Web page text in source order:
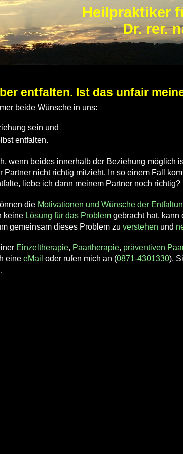
Heilpraktiker
Dr. rer.
entfalten. Ist das unfair
beide Wünsche in uns:
sein und
entfalten.
wenn beides innerhalb der Beziehung möglich
Partner nicht richtig mitzieht. In so einem Fall
liebe ich dann meinem Partner noch richtig?
die Motivationen und Wünsche der
keine Lösung für das Problem gebracht hat, kann
gemeinsam dieses Problem zuverstehen und
Einzeltherapie, Paartherapie, präventiven
eineeMail oder rufen mich an (0871-4301330).
.